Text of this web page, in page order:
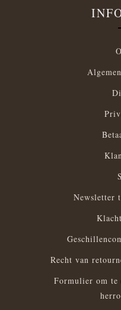
Newsletter
Recht van
Formulier om